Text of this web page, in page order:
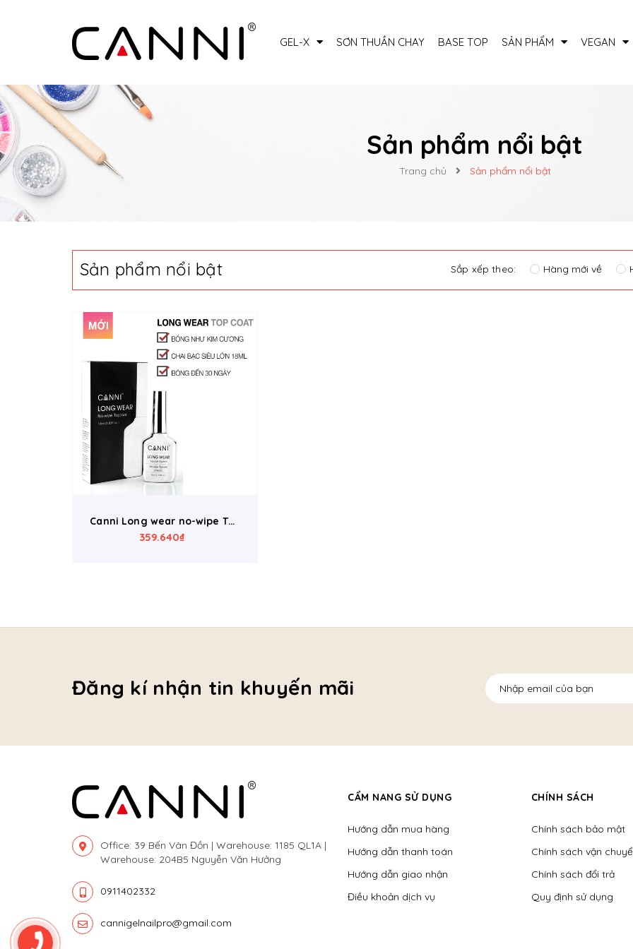
GEL-X SƠN THUẦN CHAY BASE TOP SẢN PHẨM VEGAN
Sản phẩm nổi bật
Trang chủ Sản phẩm nổi bật
Sản phẩm nổi bật Sắp xếp theo: Hàng mới về
Canni Long wear no-wipe Top
coat 18ml
359.640₫
Đăng kí nhận tin khuyến mãi
Office: 39 Bến Vân Đồn | Warehouse: 1185 QL1A |
Warehouse: 204B5 Nguyễn Văn Hưởng
0911402332
cannigelnailpro@gmail.com
CẨM NANG SỬ DỤNG
Hướng dẫn mua hàng
Hướng dẫn thanh toán
Hướng dẫn giao nhận
Điều khoản dịch vụ
CHÍNH SÁCH
Chính sách bảo mật
Chính sách vận
Chính sách đổi trả
Quy định sử dụng